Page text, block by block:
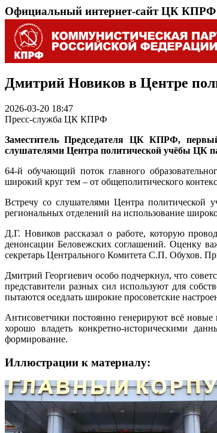
Официальный интернет-сайт ЦК КПРФ
Дмитрий Новиков в Центре
2026-03-20 18:47
Пресс-служба ЦК КПРФ
Заместитель Председателя ЦК КПРФ,
слушателями Центра политической учёбы ЦК
64-й обучающий поток главного
широкий круг тем – от общеполитического
Встречу со слушателями Центра
региональных отделений на использование
Д.Г. Новиков рассказал о работе, которую
денонсации Беловежских соглашений. Оценку
секретарь Центрального Комитета С.П. Обухов.
Дмитрий Георгиевич особо подчеркнул, что
представители разных сил используют для
пытаются оседлать широкие просоветские
Антисоветчики постоянно генерируют всё
хорошо владеть конкретно-историческими
формирование.
Иллюстрации к материалу: